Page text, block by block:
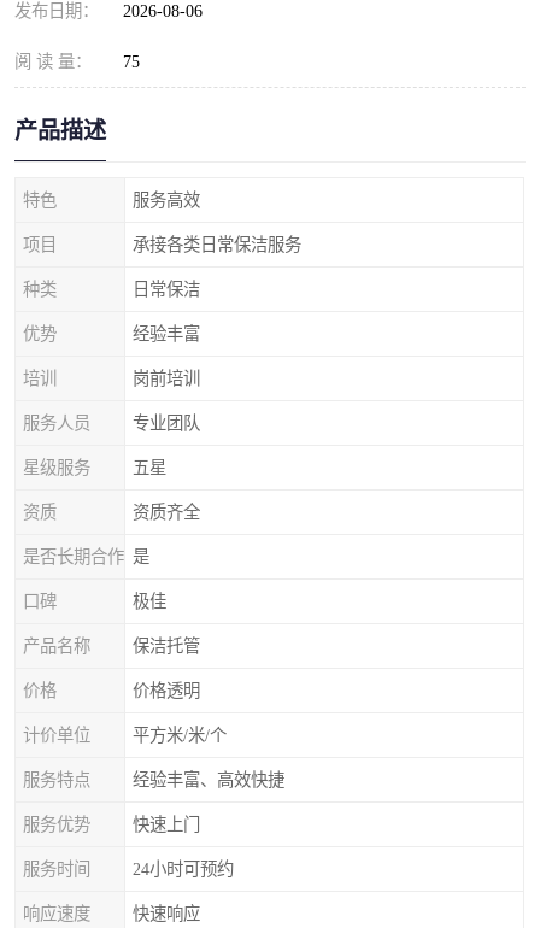
发布日期： 2026-08-06
阅 读 量： 75
产品描述
特色 服务高效
项目 承接各类日常保洁服务
种类 日常保洁
优势 经验丰富
培训 岗前培训
服务人员 专业团队
星级服务 五星
资质 资质齐全
是否长期合作 是
口碑 极佳
产品名称 保洁托管
价格 价格透明
计价单位 平方米/米/个
服务特点 经验丰富、高效快捷
服务优势 快速上门
服务时间 24小时可预约
响应速度 快速响应